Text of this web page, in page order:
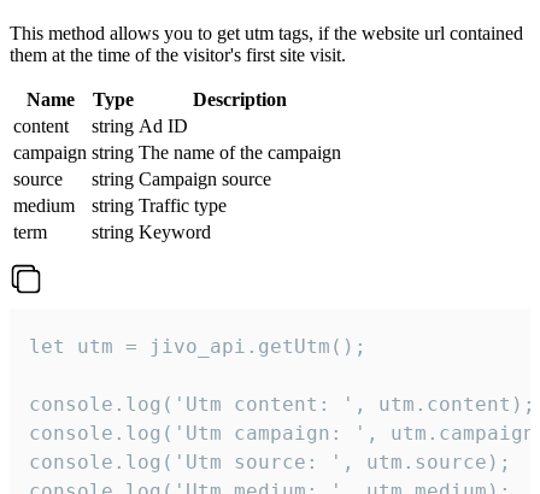
This method allows you to get utm tags, if the website url contained
them at the time of the visitor's first site visit.
Name Type
Description
content
string Ad ID
campaign string The name of the campaign
source
string Campaign source
medium
string Traffic type
term
string Keyword
let utm = jivo_api.getUtm();
console.log('Utm content: ', utm.content);
console.log('Utm campaign: ',
console.log('Utm source: ', utm.source);